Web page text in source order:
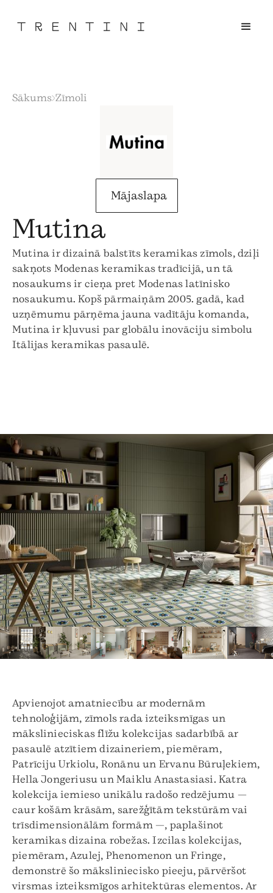
Sākums Zīmoli
Mājaslapa
Mutina
Mutina ir dizainā balstīts keramikas zīmols, dziļi
sakņots Modenas keramikas tradīcijā, un tā
nosaukums ir cieņa pret Modenas latīnisko
nosaukumu. Kopš pārmaiņām 2005. gadā, kad
uzņēmumu pārņēma jauna vadītāju komanda,
Mutina ir kļuvusi par globālu inovāciju simbolu
Itālijas keramikas pasaulē.
Apvienojot amatniecību ar modernām
tehnoloģijām, zīmols rada izteiksmīgas un
mākslinieciskas flīžu kolekcijas sadarbībā ar
pasaulē atzītiem dizaineriem, piemēram,
Patrīciju Urkiolu, Ronānu un Ervanu Būruļekiem,
Hella Jongeriusu un Maiklu Anastasiasi. Katra
kolekcija iemieso unikālu radošo redzējumu —
caur košām krāsām, sarežģītām tekstūrām vai
trīsdimensionālām formām —, paplašinot
keramikas dizaina robežas. Izcilas kolekcijas,
piemēram, Azulej, Phenomenon un Fringe,
demonstrē šo māksliniecisko pieeju, pārvēršot
virsmas izteiksmīgos arhitektūras elementos. Ar